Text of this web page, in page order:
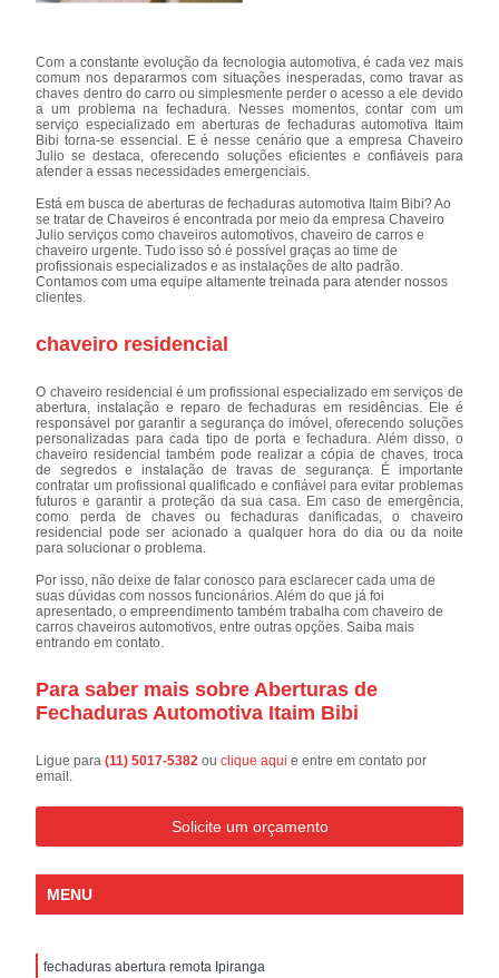
Com a constante evolução da tecnologia automotiva, é cada vez mais
comum nos depararmos com situações inesperadas, como travar as
chaves dentro do carro ou simplesmente perder o acesso a ele devido
a um problema na fechadura. Nesses momentos, contar com um
serviço especializado em aberturas de fechaduras automotiva Itaim
Bibi torna-se essencial. E é nesse cenário que a empresa Chaveiro
Julio se destaca, oferecendo soluções eficientes e confiáveis para
atender a essas necessidades emergenciais.
Está em busca de aberturas de fechaduras automotiva Itaim Bibi? Ao
se tratar de Chaveiros é encontrada por meio da empresa Chaveiro
Julio serviços como chaveiros automotivos, chaveiro de carros e
chaveiro urgente. Tudo isso só é possível graças ao time de
profissionais especializados e as instalações de alto padrão.
Contamos com uma equipe altamente treinada para atender nossos
clientes.
chaveiro residencial
O chaveiro residencial é um profissional especializado em serviços de
abertura, instalação e reparo de fechaduras em residências. Ele é
responsável por garantir a segurança do imóvel, oferecendo soluções
personalizadas para cada tipo de porta e fechadura. Além disso, o
chaveiro residencial também pode realizar a cópia de chaves, troca
de segredos e instalação de travas de segurança. É importante
contratar um profissional qualificado e confiável para evitar problemas
futuros e garantir a proteção da sua casa. Em caso de emergência,
como perda de chaves ou fechaduras danificadas, o chaveiro
residencial pode ser acionado a qualquer hora do dia ou da noite
para solucionar o problema.
Por isso, não deixe de falar conosco para esclarecer cada uma de
suas dúvidas com nossos funcionários. Além do que já foi
apresentado, o empreendimento também trabalha com chaveiro de
carros chaveiros automotivos, entre outras opções. Saiba mais
entrando em contato.
Para saber mais sobre Aberturas de
Fechaduras Automotiva Itaim Bibi
Ligue para(11) 5017-5382ouclique aqui e entre em contato por
email.
Solicite um orçamento
MENU
fechaduras abertura remota Ipiranga